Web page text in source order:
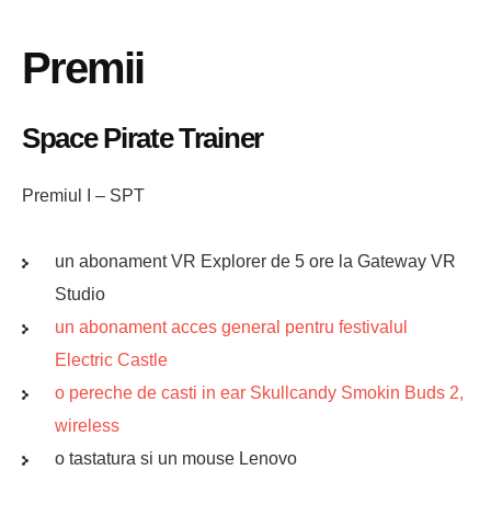
Premii
Space Pirate Trainer
Premiul I – SPT
un abonament VR Explorer de 5 ore la Gateway VR
Studio
un abonament acces general pentru festivalul
Electric Castle
o pereche de casti in ear Skullcandy Smokin Buds 2,
wireless
o tastatura si un mouse Lenovo